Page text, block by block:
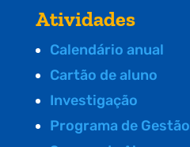
Atividades
Calendário anual
Cartão de aluno
Investigação
Programa de Gestão